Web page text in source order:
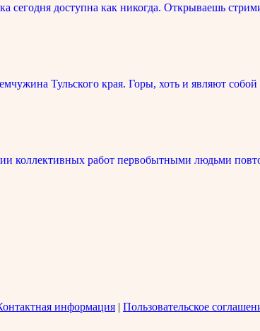
сегодня доступна как никогда. Открываешь
Тульского края. Горы, хоть и являют
работ первобытными людьми
информация | Пользовательское